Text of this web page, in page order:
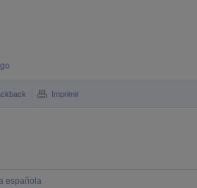
Imprimir
española